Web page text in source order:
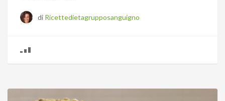
di Ricettedietagrupposanguigno